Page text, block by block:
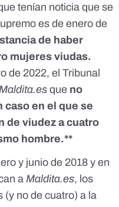
tenían noticia que se
es de enero de
de haber
mujeres viudas.
de 2022, el Tribunal
Maldita.es que no
en el que se
de viudez a cuatro
hombre.**
y junio de 2018 y en
a Maldita.es, los
(y no de cuatro) a la